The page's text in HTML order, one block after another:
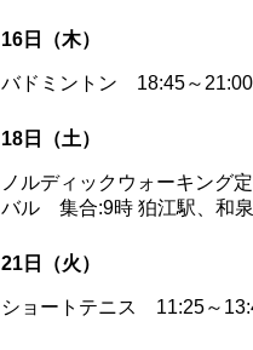
16日（木）
バドミントン 18:45～
18日（土）
ノルディックウォーキング
バル 集合:9時 狛江駅、和
21日（火）
ショートテニス 11:25～